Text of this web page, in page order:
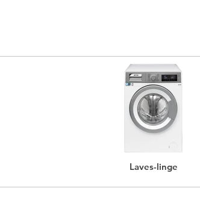
Laves-linge